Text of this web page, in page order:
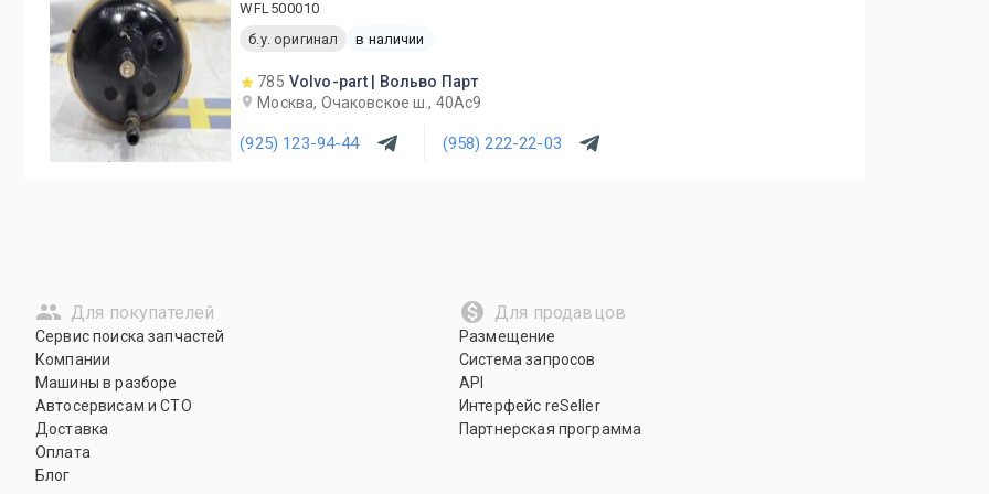
WFL500010
б.у. оригинал
в наличии
785 Volvo-part | Вольво Парт
Москва, Очаковское ш., 40Ас9
(925) 123-94-44 (958) 222-22-03
Для покупателей
Сервис поиска запчастей
Компании
Машины в разборе
Автосервисам и СТО
Доставка
Оплата
Блог
Для продавцов
Размещение
Система запросов
API
Интерфейс reSeller
Партнерская программа